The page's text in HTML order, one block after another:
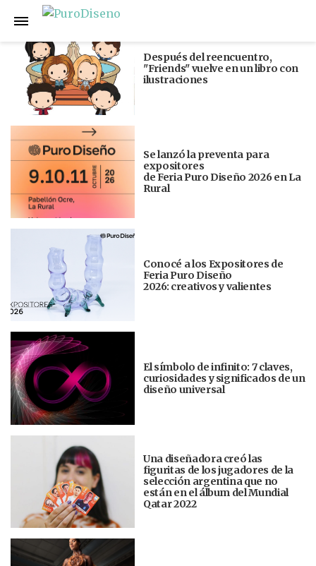
Anterior
Después del reencuentro,
"Friends" vuelve en un libro con
ilustraciones
Se lanzó la preventa para
expositores
de Feria Puro Diseño 2026 en La
Rural
Conocé a los Expositores de
Feria Puro Diseño
2026: creativos y valientes
El símbolo de infinito: 7 claves,
curiosidades y significados de un
diseño universal
Una diseñadora creó las
figuritas de los jugadores de la
selección argentina que no
están en el álbum del Mundial
Qatar 2022
Siguiente